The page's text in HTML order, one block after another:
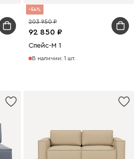
54
92 850
203 950
Спейс-М 1
В наличии: 1 шт.